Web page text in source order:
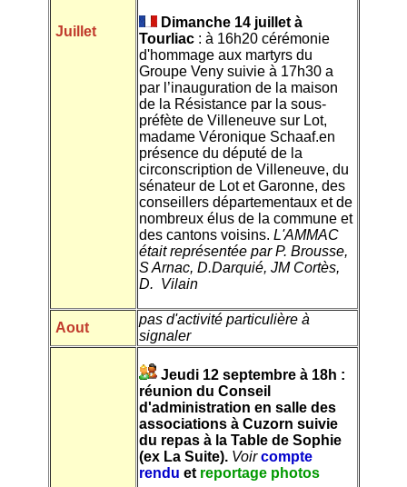
Juillet
Dimanche 14 juillet à
Tourliac: à 16h20 cérémonie
d'hommage aux martyrs du
Groupe Veny suivie à 17h30 a
par l’inauguration de la maison
de la Résistance par la sous-
préfète de Villeneuve sur Lot,
madame Véronique Schaaf.en
présence du député de la
circonscription de Villeneuve, du
sénateur de Lot et Garonne, des
conseillers départementaux et de
nombreux élus de la commune et
des cantons voisins. L'AMMAC
était représentée par P. Brousse,
S Arnac, D.Darquié, JM Cortès,
D. Vilain
Aout
pas d'activité particulière à
signaler
Jeudi 12 septembre à 18h :
réunion du Conseil
d'administration en salle des
associations à Cuzorn suivie
du repas à la Table de Sophie
(ex La Suite). Voir compte
rendu et reportage photos